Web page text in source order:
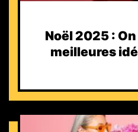
Noël 2025 :
meilleures